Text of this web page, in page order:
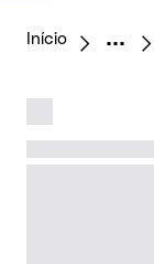
Início